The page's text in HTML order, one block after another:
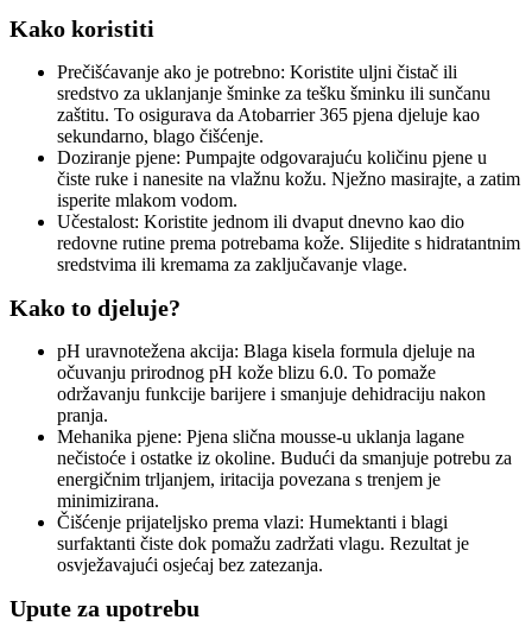
Kako koristiti
Prečišćavanje ako je potrebno: Koristite uljni čistač ili
sredstvo za uklanjanje šminke za tešku šminku ili sunčanu
zaštitu. To osigurava da Atobarrier 365 pjena djeluje kao
sekundarno, blago čišćenje.
Doziranje pjene: Pumpajte odgovarajuću količinu pjene u
čiste ruke i nanesite na vlažnu kožu. Nježno masirajte, a zatim
isperite mlakom vodom.
Učestalost: Koristite jednom ili dvaput dnevno kao dio
redovne rutine prema potrebama kože. Slijedite s hidratantnim
sredstvima ili kremama za zaključavanje vlage.
Kako to djeluje?
pH uravnotežena akcija: Blaga kisela formula djeluje na
očuvanju prirodnog pH kože blizu 6.0. To pomaže
održavanju funkcije barijere i smanjuje dehidraciju nakon
pranja.
Mehanika pjene: Pjena slična mousse-u uklanja lagane
nečistoće i ostatke iz okoline. Budući da smanjuje potrebu za
energičnim trljanjem, iritacija povezana s trenjem je
minimizirana.
Čišćenje prijateljsko prema vlazi: Humektanti i blagi
surfaktanti čiste dok pomažu zadržati vlagu. Rezultat je
osvježavajući osjećaj bez zatezanja.
Upute za upotrebu